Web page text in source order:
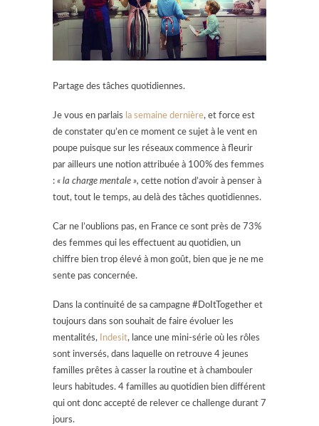
Partage des tâches quotidiennes.
Je vous en parlais la semaine dernière, et force est
de constater qu’en ce moment ce sujet à le vent en
poupe puisque sur les réseaux commence à fleurir
par ailleurs une notion attribuée à 100% des femmes
: « la charge mentale », cette notion d’avoir à penser à
tout, tout le temps, au delà des tâches quotidiennes.
Car ne l’oublions pas, en France ce sont près de 73%
des femmes qui les effectuent au quotidien, un
chiffre bien trop élevé à mon goût, bien que je ne me
sente pas concernée.
Dans la continuité de sa campagne #DoItTogether et
toujours dans son souhait de faire évoluer les
mentalités,
Indesit, lance une mini-série où les rôles
sont inversés, dans laquelle on retrouve 4 jeunes
familles prêtes à casser la routine et à chambouler
leurs habitudes. 4 familles au quotidien bien différent
qui ont donc accepté de relever ce challenge durant 7
jours.